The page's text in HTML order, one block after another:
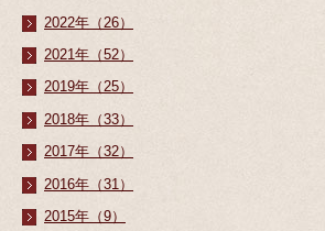
2022年（26）
2021年（52）
2019年（25）
2018年（33）
2017年（32）
2016年（31）
2015年（9）